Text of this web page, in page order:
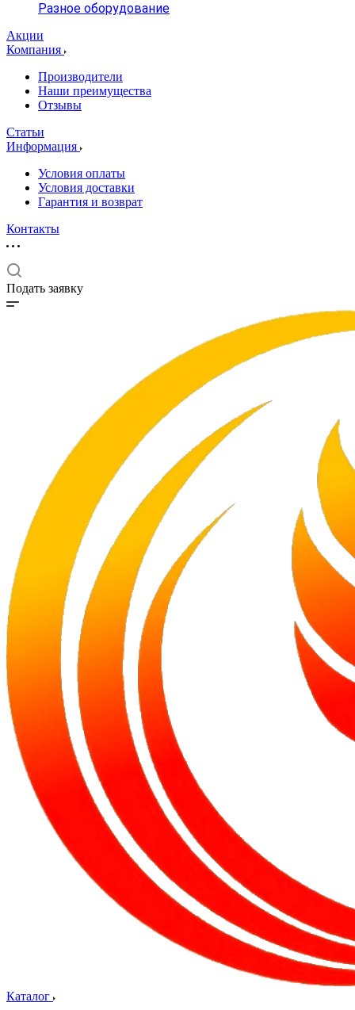
Разное оборудование
Акции
Компания
Производители
Наши преимущества
Отзывы
Статьи
Информация
Условия оплаты
Условия доставки
Гарантия и возврат
Контакты
Подать заявку
Каталог